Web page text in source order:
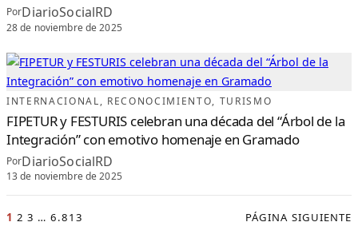
PorDiarioSocialRD
28 de noviembre de 2025
INTERNACIONAL, RECONOCIMIENTO, TURISMO
FIPETUR y FESTURIS celebran una década del “Árbol de la
Integración” con emotivo homenaje en Gramado
PorDiarioSocialRD
13 de noviembre de 2025
1 2 3 … 6.813 PÁGINA SIGUIENTE